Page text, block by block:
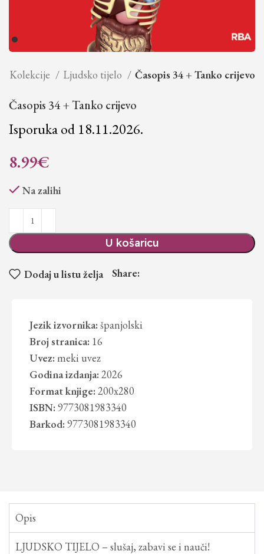
Kolekcije Ljudsko tijelo Časopis 34 + Tanko crijevo
Časopis 34 + Tanko crijevo
Isporuka od 18.11.2026.
8.99€
Na zalihi
U košaricu
Dodaj u listu želja Share:
Jezik izvornika: španjolski
Broj stranica: 16
Uvez: meki uvez
Godina izdanja: 2026
Format knjige: 200x280
ISBN: 9773081983340
Barkod: 9773081983340
Opis
LJUDSKO TIJELO – slušaj, zabavi se i nauči!